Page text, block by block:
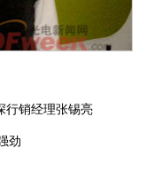
行销经理张锡亮
劲